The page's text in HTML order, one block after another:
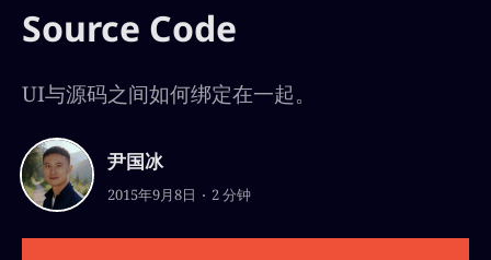
Source Code
UI与源码之间如何绑定在一起。
尹国冰
2015年9月8日 2 分钟